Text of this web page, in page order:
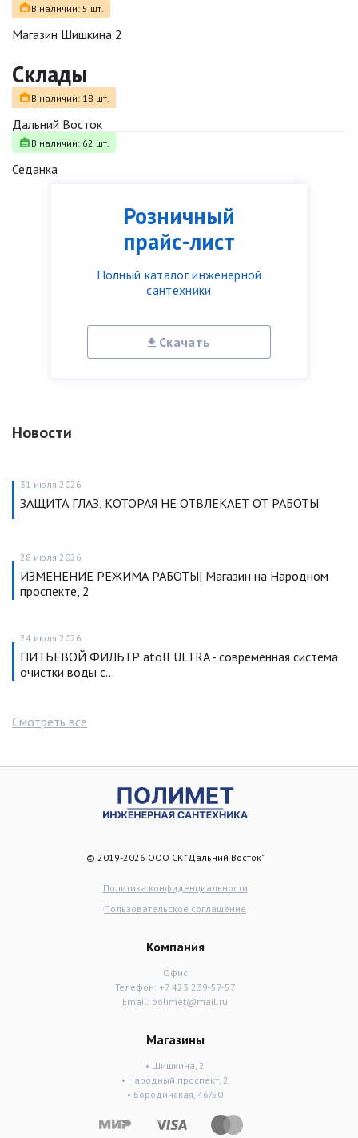
Розничный
прайс-лист
Полный каталог инженерной
сантехники
Скачать
Новости
31 июля 2026
ЗАЩИТА ГЛАЗ, КОТОРАЯ НЕ ОТВЛЕКАЕТ ОТ РАБОТЫ
28 июля 2026
ИЗМЕНЕНИЕ РЕЖИМА РАБОТЫ| Магазин на Народном
проспекте, 2
24 июля 2026
ПИТЬЕВОЙ ФИЛЬТР atoll ULTRA - современная система
очистки воды с…
Смотреть все
В наличии: 5 шт.
Магазин Шишкина 2
Склады
В наличии: 18 шт.
Дальний Восток
В наличии: 62 шт.
Седанка
© 2019-2026 ООО СК "Дальний Восток"
Политика конфиденциальности
Пользовательское соглашение
Компания
Офис
Телефон: +7 423 239-57-57
Email: polimet@mail.ru
Магазины
• Шишкина, 2
• Народный проспект, 2
• Бородинская, 46/50